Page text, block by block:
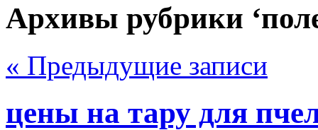
Архивы рубрики
« Предыдущие записи
цены на тару для